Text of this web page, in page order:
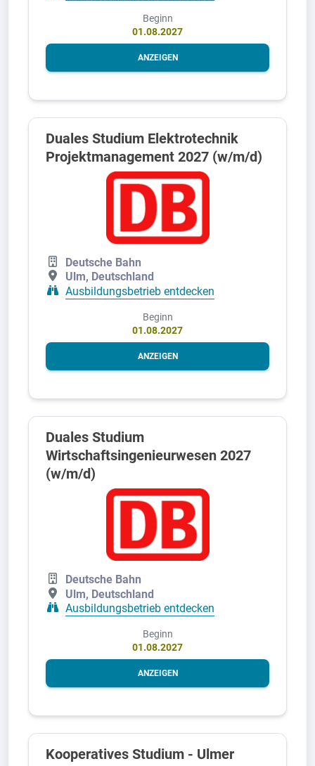
Beginn
01.08.2027
ANZEIGEN
Duales Studium Elektrotechnik
Projektmanagement 2027 (w/m/d)
Deutsche Bahn
Ulm, Deutschland
Ausbildungsbetrieb entdecken
Beginn
01.08.2027
ANZEIGEN
Duales Studium
Wirtschaftsingenieurwesen 2027
(w/m/d)
Deutsche Bahn
Ulm, Deutschland
Ausbildungsbetrieb entdecken
Beginn
01.08.2027
ANZEIGEN
Kooperatives Studium - Ulmer